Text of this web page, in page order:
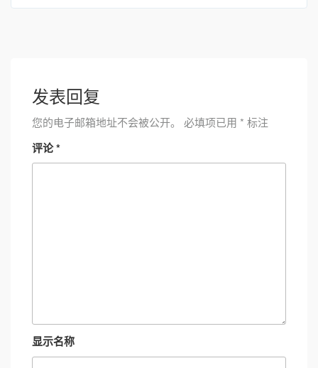
发表回复
您的电子邮箱地址不会被公开。 必填项已用 * 标注
评论*
显示名称